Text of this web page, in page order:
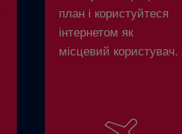
план і користуйтеся
інтернетом як
місцевий користувач.